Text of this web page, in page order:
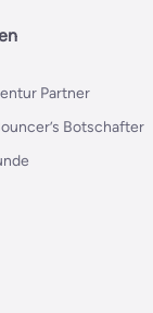
Partner
Botschafter